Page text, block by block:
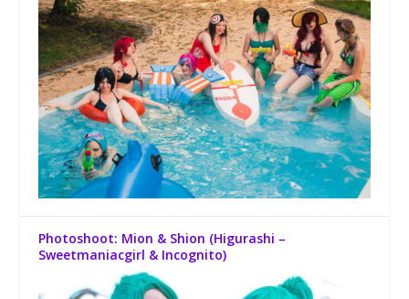
Photoshoot: Mion & Shion (Higurashi –
Sweetmaniacgirl & Incognito)